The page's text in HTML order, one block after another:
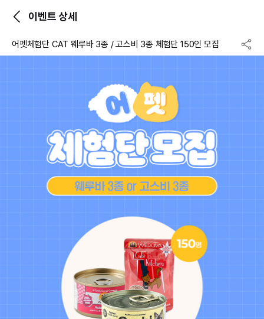
이벤트 상세
어펫체험단 CAT 웨루바 3종 / 고스비 3종 체험단 150인 모집